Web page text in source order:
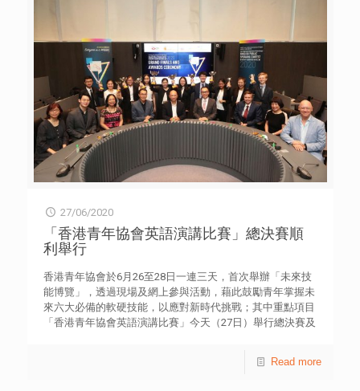
對中小企業、初創公司，以及存款基礎較薄弱的青年，提供
更便捷的開戶、存款、投資及融資渠道等多項銀行服務的選
擇。 不過，有受訪個案擔心虛擬銀行的網絡安全、私隱和
穩健性問題，暫時未有信心存放資金，又認為這些銀行未必
能提供全面的商業服務，例如存入支票和現金、發出整全的
單據，以至未能方便會計對帳等，為業務運作造成不便。
青年創研庫經濟組副召集人杜丰杰表示，金管局去年發出八
個虛擬銀行牌照，迄今已有兩間虛擬銀行正式營運。虛擬銀
行有助推動普惠金融，讓青年和初創公司享有更多元的服
務，他引述研究報告指，金管局和私隱專員公署應進一步增
強公眾對網絡安全的信心，向公眾解釋虛擬銀行與實體銀行
育。 該組成員梁偉基則建議虛擬銀行運用人工智能和大數
據分析等科技，向客戶提供個人化自助智能財務分析及建
議，以了解自己的財務需要和風險承受能力，作出相應的財
務規劃及選擇。現時金融科技已進入成熟階段，監管機構亦
應研究讓虛擬平台發揮更佳功能，為有需要青年提供服務。
該組成員陳凌旭及翁德建認為，虛擬銀行應提供試用優惠
以鼓勵商戶使用電子支付服務，並由現金交易過渡至無現金
交易期間，提供存入現金和實體支票的渠道。此外，虛擬銀
整的電子單據，以配合交易所需。 青協青年研究中心自
2015年起成立「青年創研庫」，是本港一個屬於青年的智
仿製藥生產量佔全球百分之二十。此外，印度擁有世界上最
龐大的「免費醫療」體系，國民都能夠享有免費醫療服務。
印度醫療學術交流 揉合歷史文化及現代科技療法 印度醫
療文化遠源流長，有超過四千年的歷史。隨著時代發展，現
時不但保留及應用傳統治療法，而且融合西方療法及研發新
式遠端醫療科技。我們特地到印度展開醫療探索之旅，希望
增長醫療領域知識。 為深入認識印度傳統療法的概念及歷
史，我們先拜訪當地著名的連鎖醫療集團JIVA Ayurveda 的
診所。駐診醫生Dr. Dubey為我們介紹其中一個富有宗教色彩
的印度古療法派別「阿育吠陀」(Ayurveda) 。這個療法講求
五行平衡，並認為疾病是由於五行中的不均衡引起。Dr.
chanting) ，了解身體與五行的互動。這與西醫理論基礎的
數學及化學等概念截然不同，讓我們大開眼界，亦令我不期
然聯想起中醫學說裡的「五行」。 有「粉紅城市」之稱的
齋浦爾，不但美麗，更是著名阿育吠陀學府National
Institute of Ayurveda (NIA) 的所在地。這所學院除了培訓專
業醫生外，更提供免費醫療服務予當地居民。學府代表Dr.
Fatima 及Dr. Dev以不同例子向我們解說傳統阿育吠陀的療
法及所使用的工具，包括香油、草藥，甚至水蛭等。Dr. Dev
發展。 探索醫療瑜伽發展 開拓全新機遇 瑜伽起源自印度，
27/06/2020
「香港青年協會英語演講比賽」總決賽順
利舉行
香港青年協會於6月26至28日一連三天，首次舉辦「未來技
能博覽」，透過現場及網上參與活動，藉此鼓勵青年掌握未
來六大必備的軟硬技能，以應對新時代挑戰；其中重點項目
「香港青年協會英語演講比賽」今天（27日）舉行總決賽及
局主席譚允芝資深大律師擔任主禮嘉賓；青協總幹事何永
Read more